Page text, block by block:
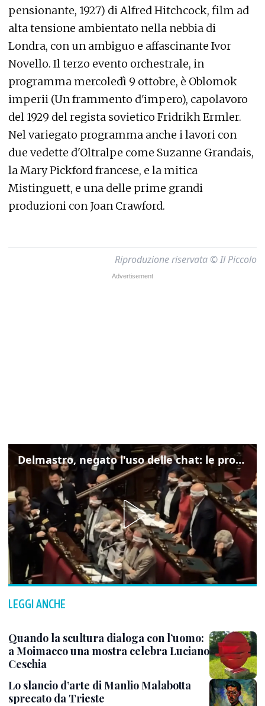
pensionante, 1927) di Alfred Hitchcock, film ad
alta tensione ambientato nella nebbia di
Londra, con un ambiguo e affascinante Ivor
Novello. Il terzo evento orchestrale, in
programma mercoledì 9 ottobre, è Oblomok
imperii (Un frammento d'impero), capolavoro
del 1929 del regista sovietico Fridrikh Ermler.
Nel variegato programma anche i lavori con
due vedette d'Oltralpe come Suzanne Grandais,
la Mary Pickford francese, e la mitica
Mistinguett, e una delle prime grandi
produzioni con Joan Crawford.
Riproduzione riservata © Il Piccolo
Delmastro, negato l'uso delle chat: le proteste di Avs e M5s
LEGGI ANCHE
Quando la scultura dialoga con l’uomo:
a Moimacco una mostra celebra Luciano
Ceschia
Lo slancio d’arte di Manlio Malabotta
sprecato da Trieste